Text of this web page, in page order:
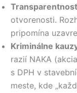
otvorenosti.
pripomína
Kriminálne
razií NAKA
s DPH v
meste, kde